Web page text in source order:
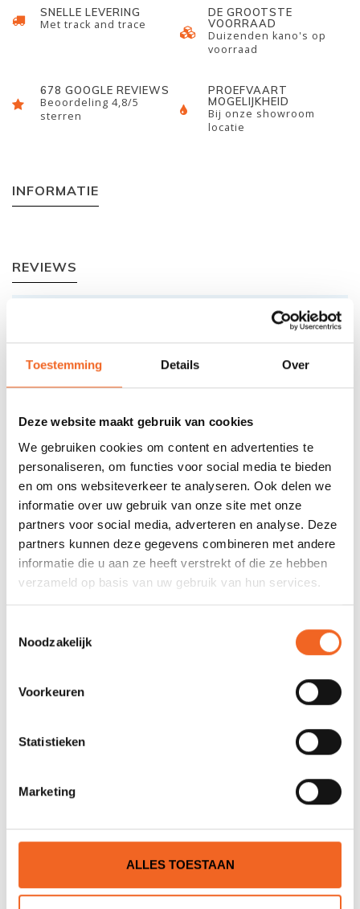
Toestemming Details Over
Deze website maakt gebruik van cookies
We gebruiken cookies om content en advertenties te
personaliseren, om functies voor social media te bieden
en om ons websiteverkeer te analyseren. Ook delen we
informatie over uw gebruik van onze site met onze
partners voor social media, adverteren en analyse. Deze
partners kunnen deze gegevens combineren met andere
informatie die u aan ze heeft verstrekt of die ze hebben
verzameld op basis van uw gebruik van hun services.
Noodzakelijk
Voorkeuren
Statistieken
Marketing
ALLES TOESTAAN
SNELLE LEVERING
Met track and trace
DE GROOTSTE
VOORRAAD
Duizenden kano's op
voorraad
678 GOOGLE REVIEWS
Beoordeling 4,8/5
sterren
PROEFVAART
MOGELIJKHEID
Bij onze showroom
locatie
INFORMATIE
REVIEWS
0 sterren op basis van 0 beoordelingen
GERELATEERDE PRODUCTEN
FRIESLAND